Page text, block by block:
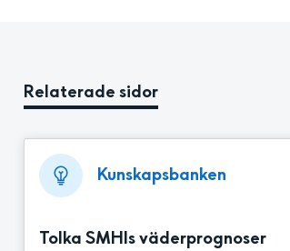
Relaterade sidor
Kunskapsbanken
Tolka SMHIs väderprognoser